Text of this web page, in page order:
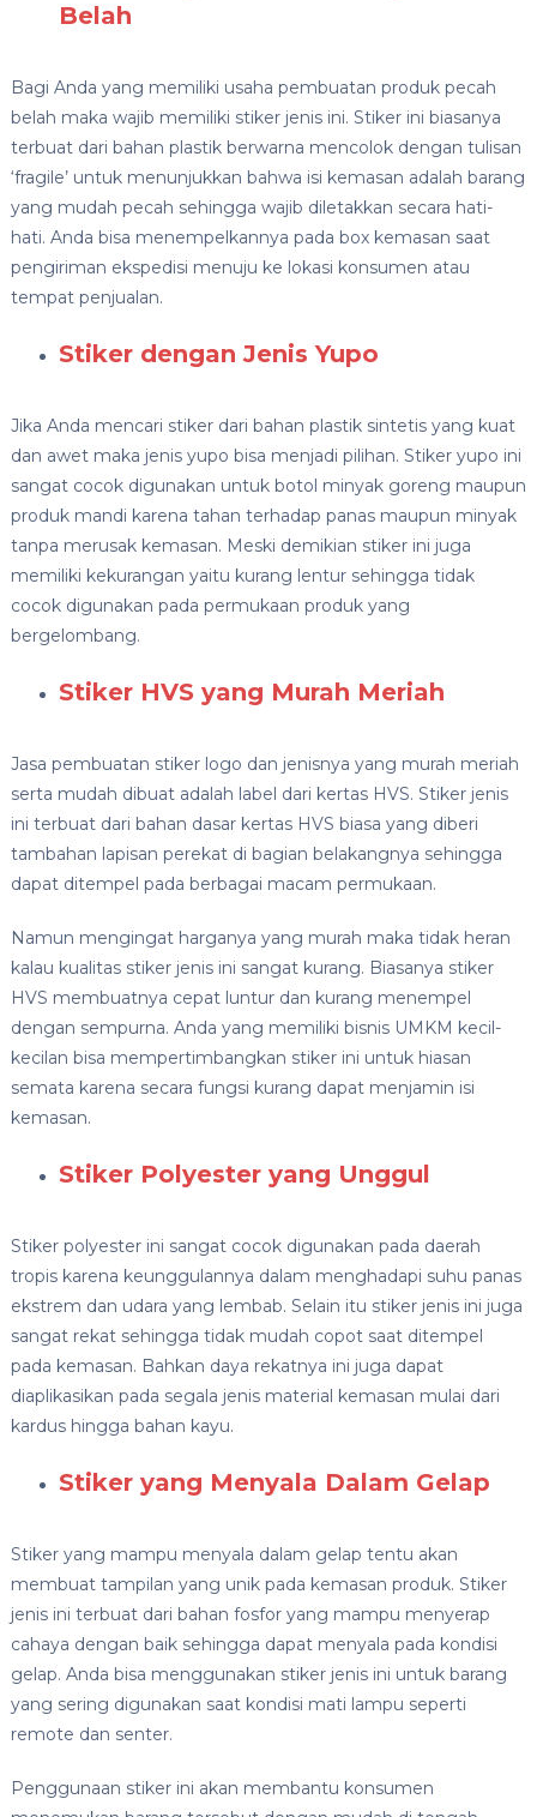
Belah
Bagi Anda yang memiliki usaha pembuatan produk pecah
belah maka wajib memiliki stiker jenis ini. Stiker ini biasanya
terbuat dari bahan plastik berwarna mencolok dengan tulisan
‘fragile’ untuk menunjukkan bahwa isi kemasan adalah barang
yang mudah pecah sehingga wajib diletakkan secara hati-
hati. Anda bisa menempelkannya pada box kemasan saat
pengiriman ekspedisi menuju ke lokasi konsumen atau
tempat penjualan.
Stiker dengan Jenis Yupo
Jika Anda mencari stiker dari bahan plastik sintetis yang kuat
dan awet maka jenis yupo bisa menjadi pilihan. Stiker yupo ini
sangat cocok digunakan untuk botol minyak goreng maupun
produk mandi karena tahan terhadap panas maupun minyak
tanpa merusak kemasan. Meski demikian stiker ini juga
memiliki kekurangan yaitu kurang lentur sehingga tidak
cocok digunakan pada permukaan produk yang
bergelombang.
Stiker HVS yang Murah Meriah
Jasa pembuatan stiker logo dan jenisnya yang murah meriah
serta mudah dibuat adalah label dari kertas HVS. Stiker jenis
ini terbuat dari bahan dasar kertas HVS biasa yang diberi
tambahan lapisan perekat di bagian belakangnya sehingga
dapat ditempel pada berbagai macam permukaan.
Namun mengingat harganya yang murah maka tidak heran
kalau kualitas stiker jenis ini sangat kurang. Biasanya stiker
HVS membuatnya cepat luntur dan kurang menempel
dengan sempurna. Anda yang memiliki bisnis UMKM kecil-
kecilan bisa mempertimbangkan stiker ini untuk hiasan
semata karena secara fungsi kurang dapat menjamin isi
kemasan.
Stiker Polyester yang Unggul
Stiker polyester ini sangat cocok digunakan pada daerah
tropis karena keunggulannya dalam menghadapi suhu panas
ekstrem dan udara yang lembab. Selain itu stiker jenis ini juga
sangat rekat sehingga tidak mudah copot saat ditempel
pada kemasan. Bahkan daya rekatnya ini juga dapat
diaplikasikan pada segala jenis material kemasan mulai dari
kardus hingga bahan kayu.
Stiker yang Menyala Dalam Gelap
Stiker yang mampu menyala dalam gelap tentu akan
membuat tampilan yang unik pada kemasan produk. Stiker
jenis ini terbuat dari bahan fosfor yang mampu menyerap
cahaya dengan baik sehingga dapat menyala pada kondisi
gelap. Anda bisa menggunakan stiker jenis ini untuk barang
yang sering digunakan saat kondisi mati lampu seperti
remote dan senter.
Penggunaan stiker ini akan membantu konsumen